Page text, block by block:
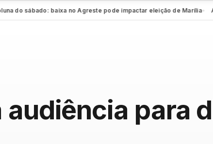
do sábado: baixa no Agreste pode impactar eleição de Marília●
para